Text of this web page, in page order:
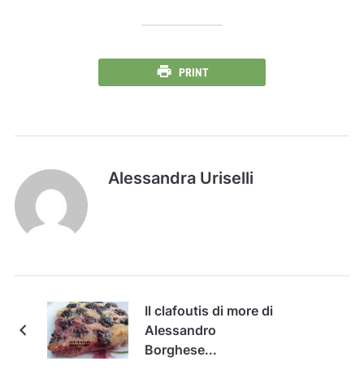
PRINT
Alessandra Uriselli
Il clafoutis di more di
Alessandro
Borghese...